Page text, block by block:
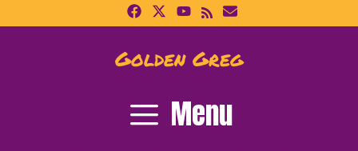
to
Golden Greg
Menu